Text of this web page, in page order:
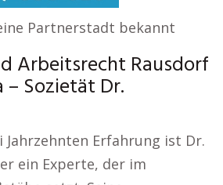
Partnerstadt bekannt
Arbeitsrecht Rausdorf
Sozietät Dr.
Jahrzehnten Erfahrung ist Dr.
ein Experte, der im